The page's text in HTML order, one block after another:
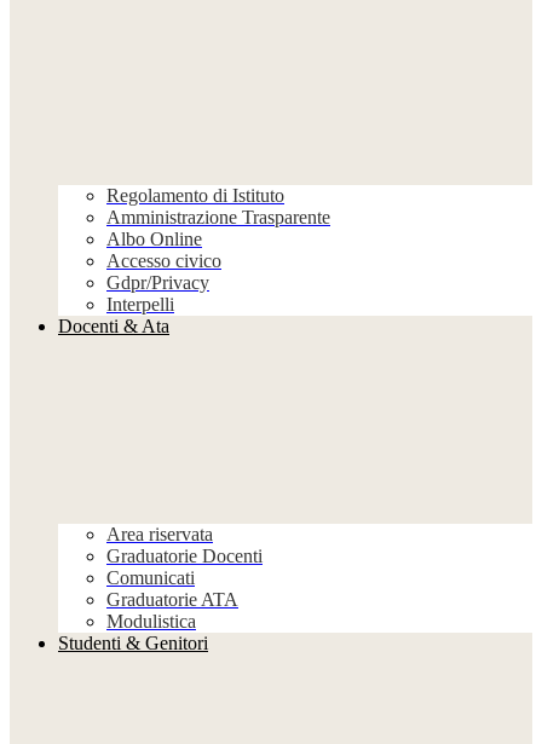
Regolamento di Istituto
Amministrazione Trasparente
Albo Online
Accesso civico
Gdpr/Privacy
Interpelli
Docenti & Ata
Area riservata
Graduatorie Docenti
Comunicati
Graduatorie ATA
Modulistica
Studenti & Genitori